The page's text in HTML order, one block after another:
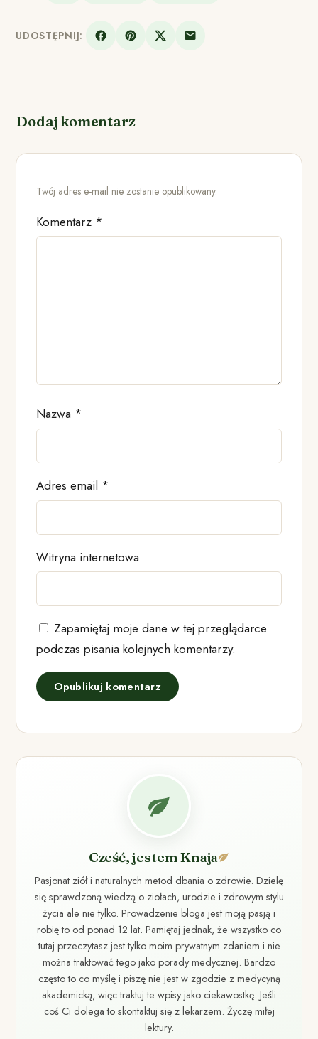
UDOSTĘPNIJ:
Dodaj komentarz
Twój adres e-mail nie zostanie opublikowany.
Komentarz *
Nazwa *
Adres email *
Witryna internetowa
Zapamiętaj moje dane w tej przeglądarce
podczas pisania kolejnych komentarzy.
Cześć, jestem Knaja
Pasjonat ziół i naturalnych metod dbania o zdrowie. Dzielę
się sprawdzoną wiedzą o ziołach, urodzie i zdrowym stylu
życia ale nie tylko. Prowadzenie bloga jest moją pasją i
robię to od ponad 12 lat. Pamiętaj jednak, że wszystko co
tutaj przeczytasz jest tylko moim prywatnym zdaniem i nie
można traktować tego jako porady medycznej. Bardzo
często to co myślę i piszę nie jest w zgodzie z medycyną
akademicką, więc traktuj te wpisy jako ciekawostkę. Jeśli
coś Ci dolega to skontaktuj się z lekarzem. Życzę miłej
lektury.